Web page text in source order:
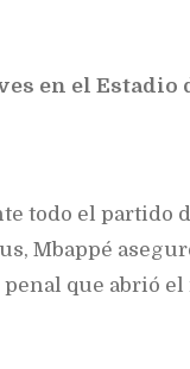
en el Estadio
todo el partido
Mbappé
que abrió el